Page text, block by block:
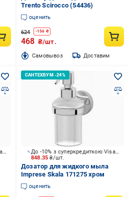
Trento Scirocco (54436)
оценить
624 -156 ₴
468 ₴/шт.
Cамовывоз Доставим
До -10% з суперкредиткою Visa Вигода
848.35₴/шт.
До -10% з суперкредиткою Visa Вигода
Дозатор для жидкого мыла
Imprese Skala 171275 хром
оценить